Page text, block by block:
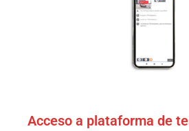
Acceso a plataforma de